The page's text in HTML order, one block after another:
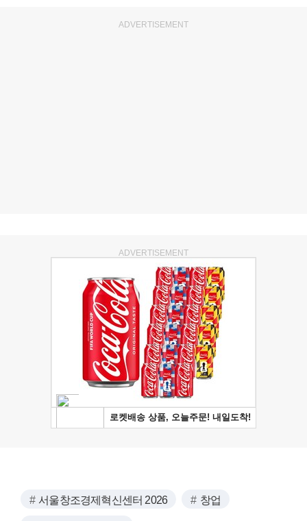
ADVERTISEMENT
ADVERTISEMENT
서울창조경제혁신센터 2026 창업